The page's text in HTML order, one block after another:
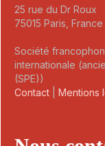
25 rue du Dr Roux
75015 Paris, France
Société
internationale
(SPE))
Contact
Mentions